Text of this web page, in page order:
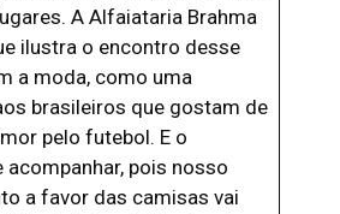
A Alfaiataria Brahma
ilustra o encontro desse
a moda, como uma
brasileiros que gostam de
pelo futebol. E o
pois nosso
a favor das camisas vai